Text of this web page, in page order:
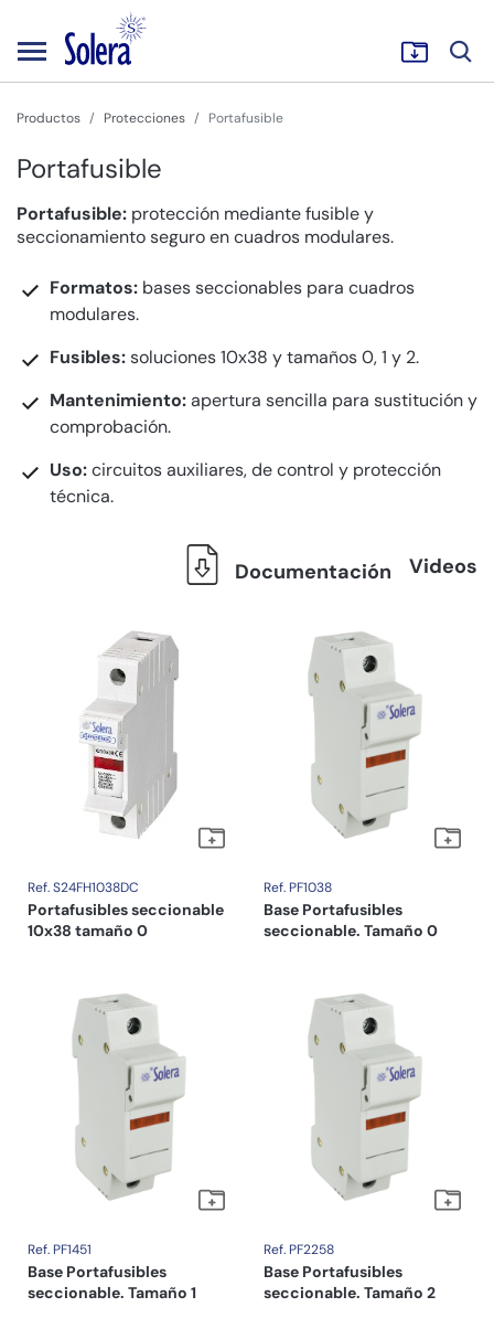
Productos Protecciones Portafusible
Portafusible
Portafusible: protección mediante fusible y
seccionamiento seguro en cuadros modulares.
Formatos: bases seccionables para cuadros
modulares.
Fusibles:soluciones 10x38 y tamaños 0, 1 y 2.
Mantenimiento:apertura sencilla para sustitución y
comprobación.
Uso:circuitos auxiliares, de control y protección
técnica.
Documentación Videos
Ref. S24FH1038DC
Portafusibles seccionable
10x38 tamaño 0
Ref. PF1038
Base Portafusibles
seccionable. Tamaño 0
Ref. PF1451
Base Portafusibles
seccionable. Tamaño 1
Ref. PF2258
Base Portafusibles
seccionable. Tamaño 2